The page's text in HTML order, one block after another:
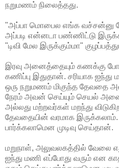
நறுமணம் நிலைத்தது.
"அப்பா மொபைல எங்க வச்சன்னு
அப்படி என்னடா பண்ணிட்டு
"டிவி மேல இருக்கும்மா"
இரவு அனைத்தையும் கணக்கு
கணிப்பு இதுதான். சரியாக ஐந்து
ஒரு நறுமணம் மிகுந்த தேவதை
நேரம் அவன் செய்யும் செயல்
அல்லது மற்றவர்கள் மறந்து
தேவதையின் வரமாக இருக்கலாம்.
பார்க்கலாமென முடிவு செய்தான்.
மறுநாள், அலுவலகத்தில் வேலை
ஐந்து மணி எப்போது வரும் என